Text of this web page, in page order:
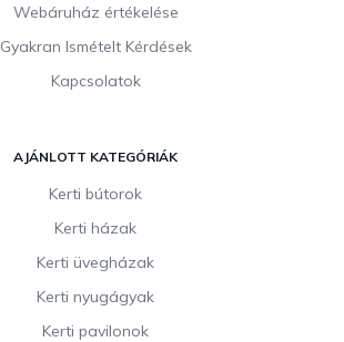
Webáruház értékelése
Gyakran Ismételt Kérdések
Kapcsolatok
AJÁNLOTT KATEGÓRIÁK
Kerti bútorok
Kerti házak
Kerti üvegházak
Kerti nyugágyak
Kerti pavilonok